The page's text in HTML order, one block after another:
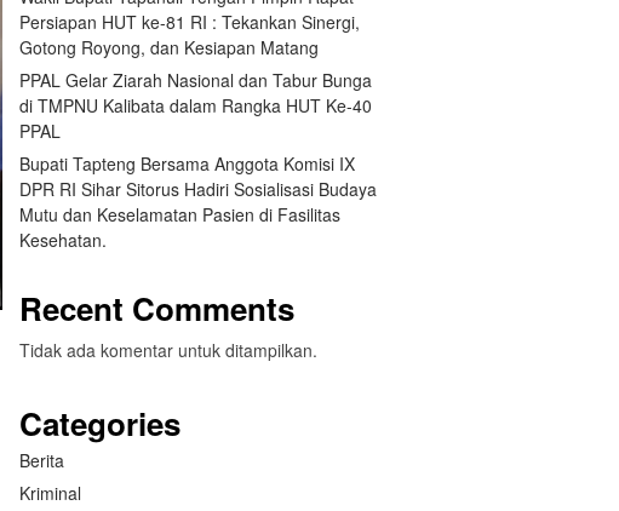
Persiapan HUT ke-81 RI : Tekankan Sinergi,
Gotong Royong, dan Kesiapan Matang
PPAL Gelar Ziarah Nasional dan Tabur Bunga
di TMPNU Kalibata dalam Rangka HUT Ke-40
PPAL
Bupati Tapteng Bersama Anggota Komisi IX
DPR RI Sihar Sitorus Hadiri Sosialisasi Budaya
Mutu dan Keselamatan Pasien di Fasilitas
Kesehatan.
Recent Comments
Tidak ada komentar untuk ditampilkan.
Categories
Berita
Kriminal